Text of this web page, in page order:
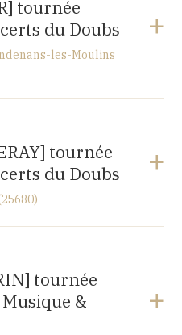
tournée
du Doubs
les-Moulins
tournée
du Doubs
tournée
&